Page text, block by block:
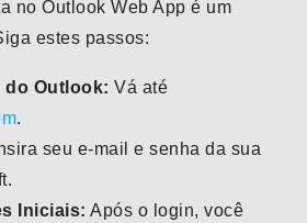
no Outlook Web App é um
estes passos:
do Outlook: Vá até
.
seu e-mail e senha da sua
Iniciais: Após o login, você